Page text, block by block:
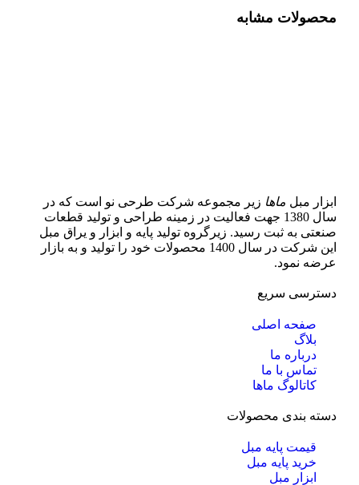
محصولات مشابه
ابزار مبل ماها زیر مجموعه شرکت طرحی نو است که در
سال 1380 جهت فعالیت در زمینه طراحی و تولید قطعات
صنعتی به ثبت رسید. زیرگروه تولید پایه و ابزار و یراق مبل
این شرکت در سال 1400 محصولات خود را تولید و به بازار
عرضه نمود.
دسترسی سریع
صفحه اصلی
بلاگ
درباره ما
تماس با ما
کاتالوگ ماها
دسته بندی محصولات
قیمت پایه مبل
خرید پایه مبل
ابزار مبل